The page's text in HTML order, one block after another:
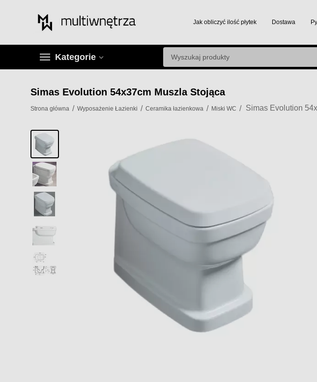
Jak obliczyć ilość płytek Dostawa
Kategorie
Simas Evolution 54x37cm Muszla Stojąca
Strona główna / Wyposażenie Łazienki / Ceramika łazienkowa / Miski WC / Simas Evolution